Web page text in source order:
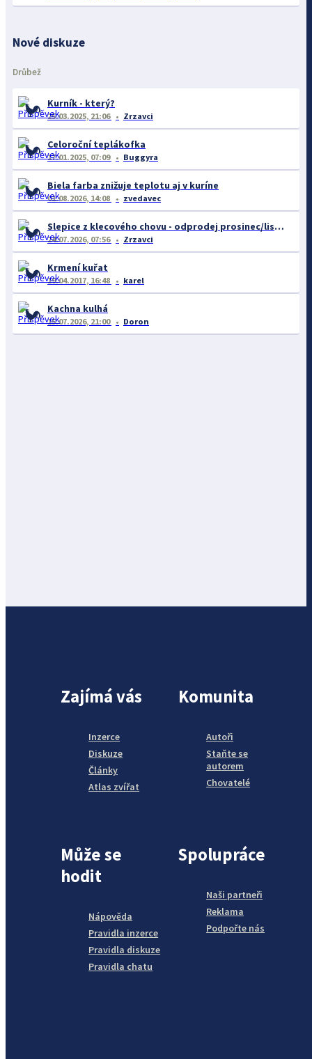
Nové diskuze
Drůbež
Kurník - který?
25.03.2025, 21:06 Zrzavci
Celoroční teplákofka
17.01.2025, 07:09 Buggyra
Biela farba znižuje teplotu aj v kuríne
01.08.2026, 14:08 zvedavec
Slepice z klecového chovu - odprodej prosinec/listopad
24.07.2026, 07:56 Zrzavci
Krmení kuřat
19.04.2017, 16:48 karel
Kachna kulhá
15.07.2026, 21:00 Doron
Zajímá vás
Inzerce
Diskuze
Články
Atlas zvířat
Komunita
Autoři
Staňte se
autorem
Chovatelé
Může se
hodit
Nápověda
Pravidla inzerce
Pravidla diskuze
Pravidla chatu
Spolupráce
Naši partneři
Reklama
Podpořte nás